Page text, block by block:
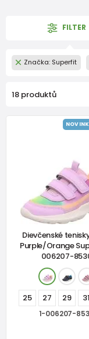
FILTER
Značka: Superfit
18 produktů
Dievčenské
Purple/Orange
006207-
25 27 29 31
1-006207-